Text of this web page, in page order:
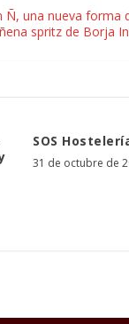
Ñ, una nueva forma
spritz de Borja
SOS
31 de octubre de